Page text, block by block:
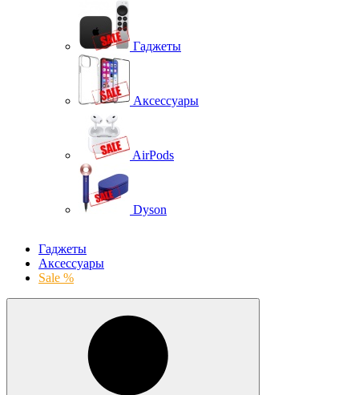
Гаджеты
Аксессуары
AirPods
Dyson
Гаджеты
Аксессуары
Sale %